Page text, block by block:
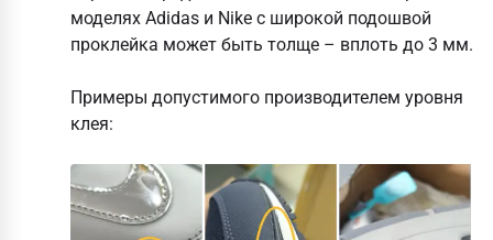
моделях Adidas и Nike с широкой подошвой
проклейка может быть толще – вплоть до 3 мм.
Примеры допустимого производителем уровня
клея: